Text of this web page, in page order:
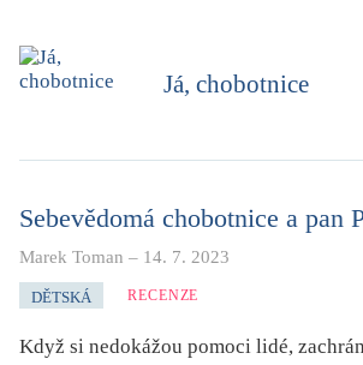
Já, chobotnice
Sebevědomá chobotnice a pan
Marek Toman – 14. 7. 2023
DĚTSKÁ RECENZE
Když si nedokážou pomoci lidé,